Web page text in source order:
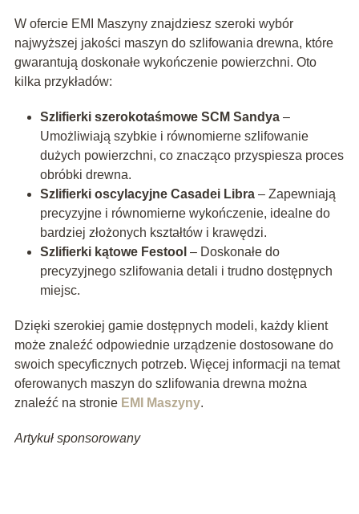
W ofercie EMI Maszyny znajdziesz szeroki wybór
najwyższej jakości maszyn do szlifowania drewna, które
gwarantują doskonałe wykończenie powierzchni. Oto
kilka przykładów:
Szlifierki szerokotaśmowe SCM Sandya–
Umożliwiają szybkie i równomierne szlifowanie
dużych powierzchni, co znacząco przyspiesza proces
obróbki drewna.
Szlifierki oscylacyjne Casadei Libra– Zapewniają
precyzyjne i równomierne wykończenie, idealne do
bardziej złożonych kształtów i krawędzi.
Szlifierki kątowe Festool – Doskonałe do
precyzyjnego szlifowania detali i trudno dostępnych
miejsc.
Dzięki szerokiej gamie dostępnych modeli, każdy klient
może znaleźć odpowiednie urządzenie dostosowane do
swoich specyficznych potrzeb. Więcej informacji na temat
oferowanych maszyn do szlifowania drewna można
znaleźć na stronieEMI Maszyny.
Artykuł sponsorowany